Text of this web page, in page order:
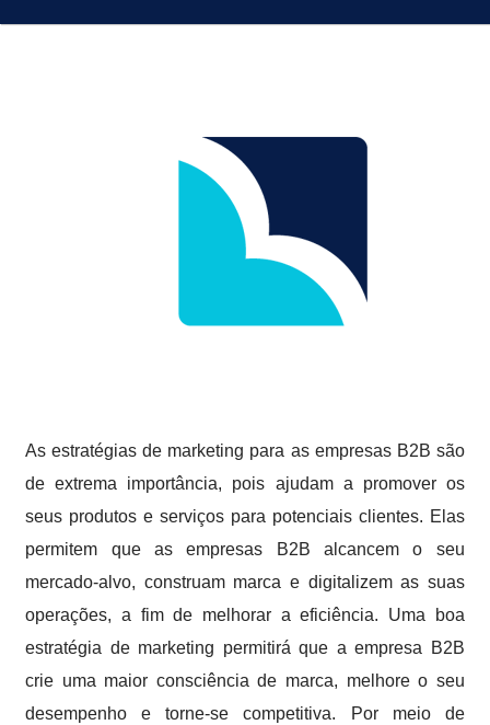
As estratégias de marketing para as empresas B2B são
de extrema importância, pois ajudam a promover os
seus produtos e serviços para potenciais clientes. Elas
permitem que as empresas B2B alcancem o seu
mercado-alvo, construam marca e digitalizem as suas
operações, a fim de melhorar a eficiência. Uma boa
estratégia de marketing permitirá que a empresa B2B
crie uma maior consciência de marca, melhore o seu
desempenho e torne-se competitiva. Por meio de